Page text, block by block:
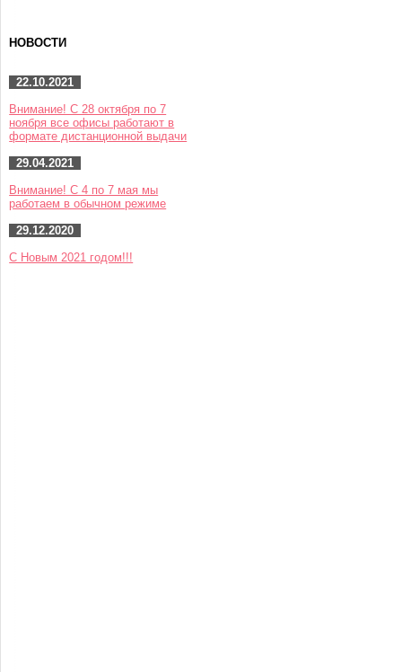
НОВОСТИ
22.10.2021
Внимание! С 28 октября по 7
ноября все офисы работают в
формате дистанционной выдачи
29.04.2021
Внимание! С 4 по 7 мая мы
работаем в обычном режиме
29.12.2020
С Новым 2021 годом!!!